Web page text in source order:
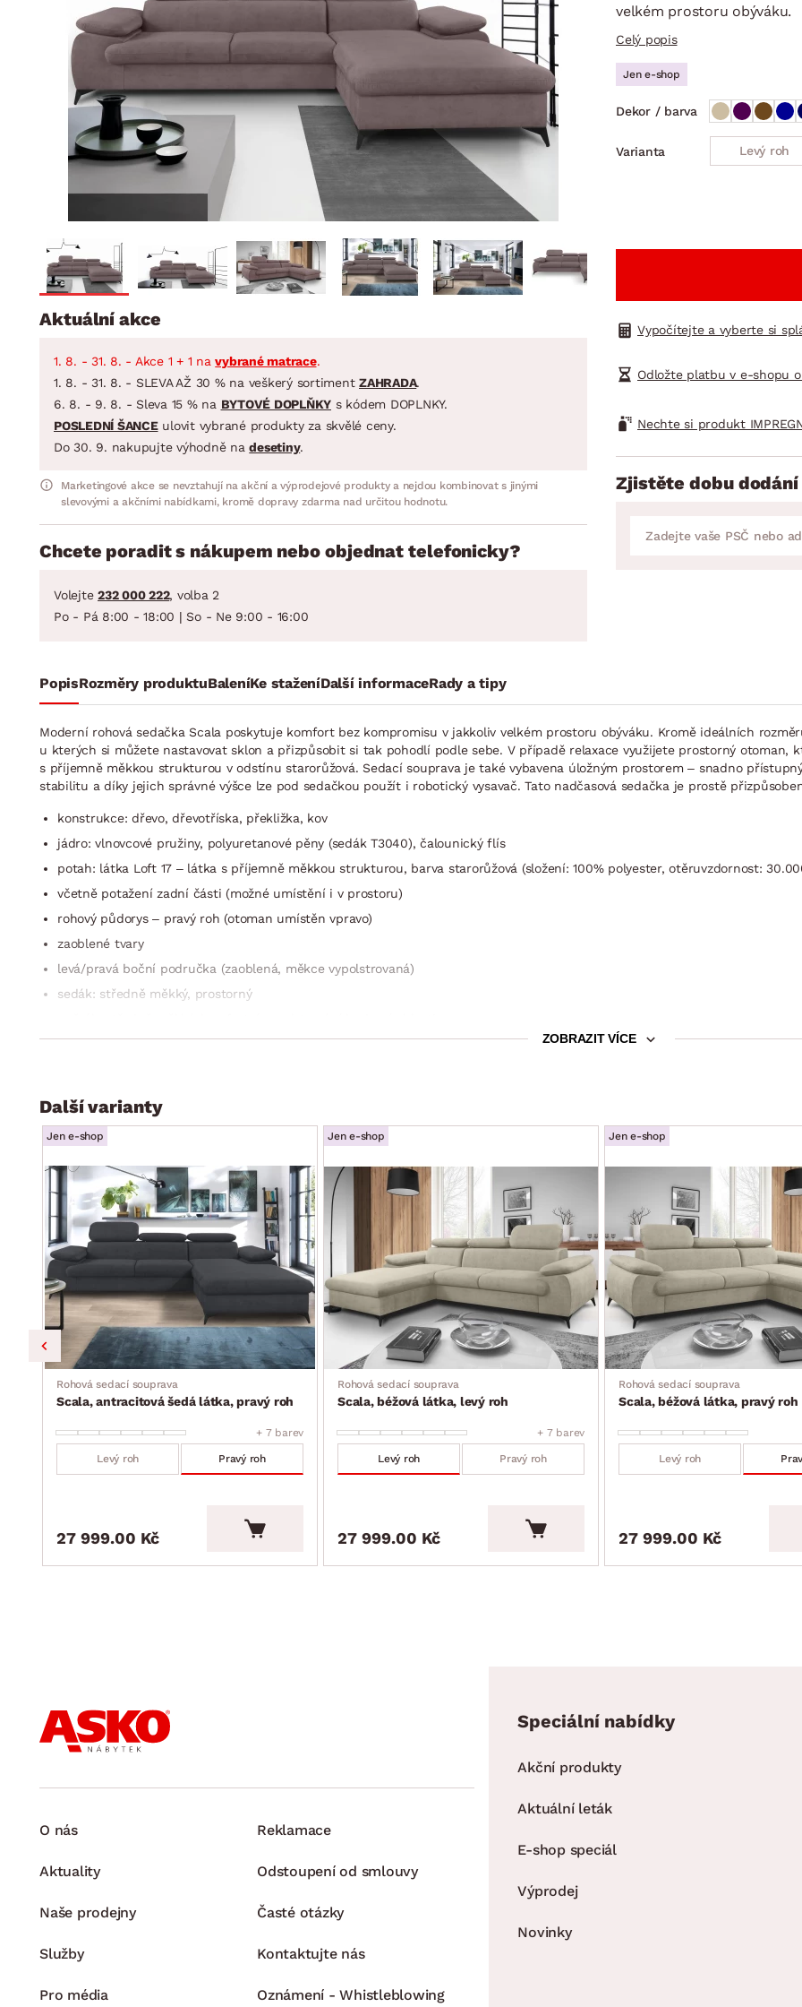
Dětský pokoj
Předsíň, šatna a chodba
Kuchyně
Koupelna
Zahrada
BYTOVÝ TEXTIL
Přikrývky
Polštáře
Koberce
Závěsy a žaluzie
Zobrazit vše
STOLOVÁNÍ A VAŘENÍ
Jídelní servis
Příbory
Hrnce
Zobrazit vše
DOMÁCÍ SPOTŘEBIČE ZAHRADNÍ
Koupelnové sestavy
Jídelní sestavy
Zahradní sestavy
velkém prostoru obýváku.
Celý popis
Jen e-shop
Dekor / barva
Varianta Levý roh
Vypočítejte a vyberte si
Odložte platbu v e-shopu
Nechte si produkt
Zjistěte dobu
Aktuální akce
1. 8. - 31. 8. - Akce 1 + 1 navybrané matrace.
1. 8. - 31. 8. - SLEVA AŽ 30 % na veškerý sortiment ZAHRADA.
6. 8. - 9. 8. - Sleva 15 % na BYTOVÉ DOPLŇKY s kódem DOPLNKY.
POSLEDNÍ ŠANCEulovit vybrané produkty za skvělé ceny.
Do 30. 9. nakupujte výhodně nadesetiny.
Marketingové akce se nevztahují na akční a výprodejové produkty a nejdou kombinovat s jinými
slevovými a akčními nabídkami, kromě dopravy zdarma nad určitou hodnotu.
Chcete poradit s nákupem nebo objednat telefonicky?
Volejte 232 000 222, volba 2
Po - Pá 8:00 - 18:00 | So - Ne 9:00 - 16:00
PopisRozměry produktuBaleníKe staženíDalší informaceRady a tipy
Moderní rohová sedačka Scala poskytuje komfort bez kompromisu v jakkoliv velkém prostoru obýváku. Kromě ideálních
u kterých si můžete nastavovat sklon a přizpůsobit si tak pohodlí podle sebe. V případě relaxace využijete prostorný otoman,
s příjemně měkkou strukturou v odstínu starorůžová. Sedací souprava je také vybavena úložným prostorem – snadno
stabilitu a díky jejich správné výšce lze pod sedačkou použít i robotický vysavač. Tato nadčasová sedačka je prostě
konstrukce: dřevo, dřevotříska, překližka, kov
jádro: vlnovcové pružiny, polyuretanové pěny (sedák T3040), čalounický flís
potah: látka Loft 17 – látka s příjemně měkkou strukturou, barva starorůžová (složení: 100% polyester, otěruvzdornost:
včetně potažení zadní části (možné umístění i v prostoru)
rohový půdorys – pravý roh (otoman umístěn vpravo)
zaoblené tvary
levá/pravá boční područka (zaoblená, měkce vypolstrovaná)
sedák: středně měkký, prostorný
3 x široká opěrka zad v horní části opěráku – funkce polohování (nastavení libovolné polohy – celkem 8 poloh, opěrky
výška sedu: 42 cm/hloubka sedu: 60 cm
nohy: kov, černé, výška 10 cm (možné využít robotický vysavač)
látkou)
úložný prostor (pod otomanem, vyklápěcí kovová konstrukce)
moderní nadčasový styl
dodáváno v částečném demontu
ZOBRAZIT VÍCE
Další varianty
Jen e-shop
Rohová sedací souprava
Scala, antracitová šedá látka, pravý roh
+ 7 barev
Levý roh Pravý roh
27 999.00 Kč
Jen e-shop
Rohová sedací souprava
Scala, béžová látka, levý roh
+ 7 barev
Levý roh Pravý roh
27 999.00 Kč
Jen e-shop
Rohová sedací souprava
Scala, béžová látka, pravý roh
Levý roh
27 999.00 Kč
O nás
Aktuality
Naše prodejny
Služby
Pro média
Reklamace
Odstoupení od smlouvy
Časté otázky
Kontaktujte nás
Oznámení - Whistleblowing
Speciální nabídky
Akční produkty
Aktuální leták
E-shop speciál
Výprodej
Novinky